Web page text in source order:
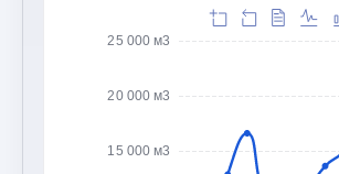
15 000 м3
20 000 м3
25 000 м3